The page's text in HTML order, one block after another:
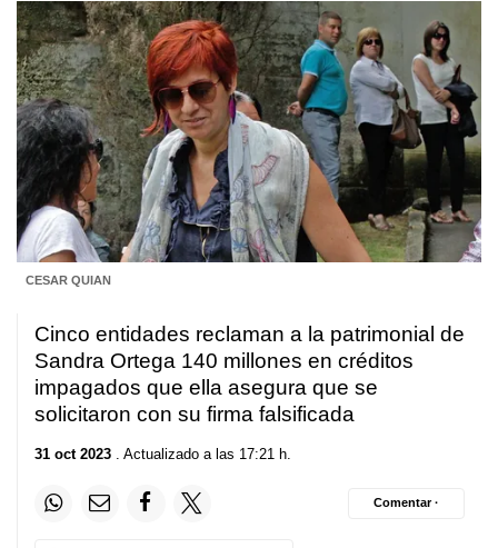
CESAR QUIAN
Cinco entidades reclaman a la patrimonial de
Sandra Ortega 140 millones en créditos
impagados que ella asegura que se
solicitaron con su firma falsificada
31 oct 2023 . Actualizado a las 17:21 h.
Comentar ·